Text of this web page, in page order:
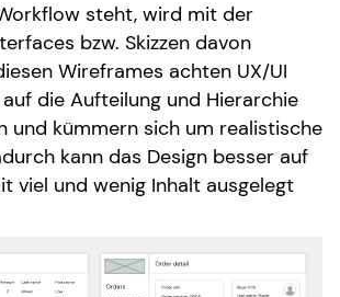
steht, wird mit der
bzw. Skizzen davon
Wireframes achten UX/UI
die Aufteilung und Hierarchie
und kümmern sich um realistische
kann das Design besser auf
viel und wenig Inhalt ausgelegt